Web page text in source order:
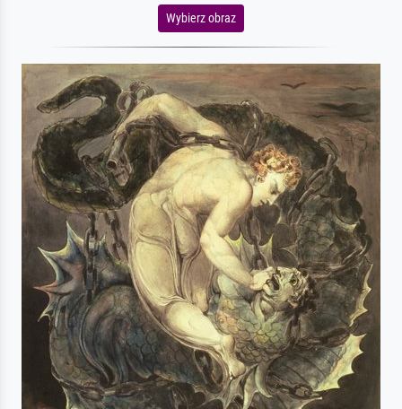
Wybierz obraz